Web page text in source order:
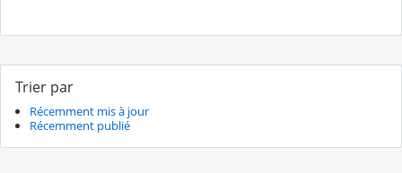
Trier par
Récemment mis à jour
Récemment publié